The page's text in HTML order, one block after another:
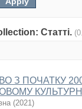
Статті.
З ПОЧАТКУ
(2021)